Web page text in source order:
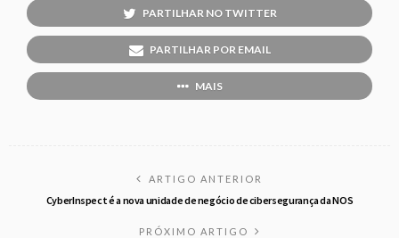
PARTILHAR NO TWITTER
PARTILHAR POR EMAIL
MAIS
ARTIGO ANTERIOR
CyberInspect é a nova unidade de negócio de cibersegurança da NOS
PRÓXIMO ARTIGO